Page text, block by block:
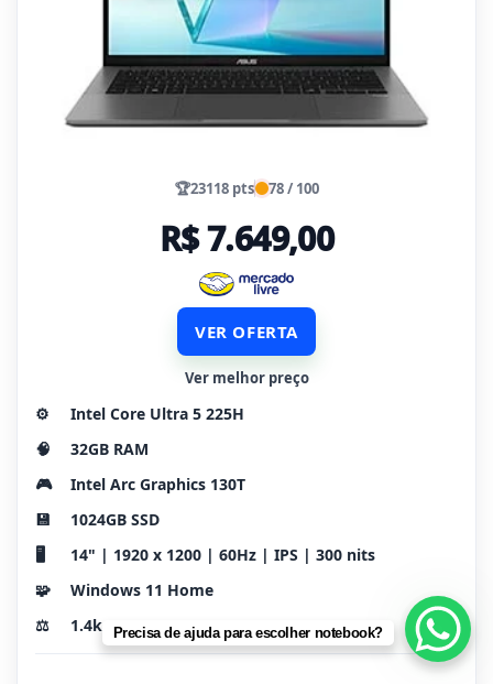
🏆23118 pts 78 / 100
R$ 7.649,00
VER OFERTA
Ver melhor preço
⚙️
Intel Core Ultra 5 225H
🧠
32GB RAM
🎮
Intel Arc Graphics 130T
💾
1024GB SSD
🖥️
14" | 1920 x 1200 | 60Hz | IPS | 300 nits
🧩
Windows 11 Home
⚖️
1.4kg Precisa de ajuda para escolher notebook?